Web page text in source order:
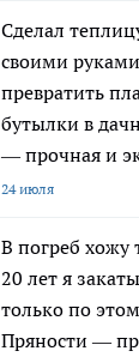
Сделал
своими
превратить
бутылки в
— прочная и
24 июля
В погреб хожу
20 лет я
только по
Пряности —